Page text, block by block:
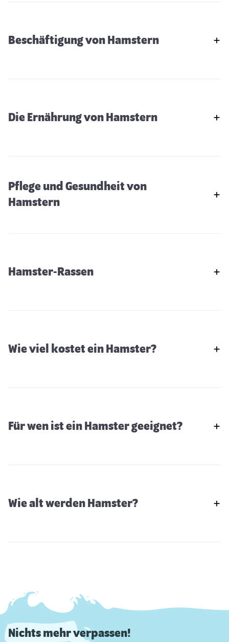
Beschäftigung von Hamstern
Die Ernährung von Hamstern
Pflege und Gesundheit von
Hamstern
Hamster-Rassen
Wie viel kostet ein Hamster?
Für wen ist ein Hamster geeignet?
Wie alt werden Hamster?
Nichts mehr verpassen!